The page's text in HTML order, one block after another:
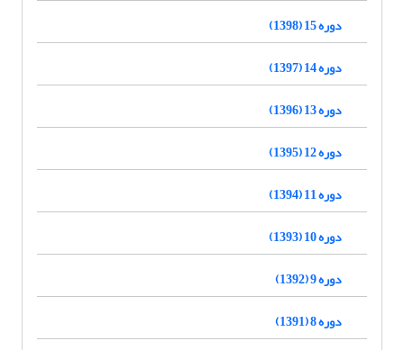
دوره 15 (1398)
دوره 14 (1397)
دوره 13 (1396)
دوره 12 (1395)
دوره 11 (1394)
دوره 10 (1393)
دوره 9 (1392)
دوره 8 (1391)